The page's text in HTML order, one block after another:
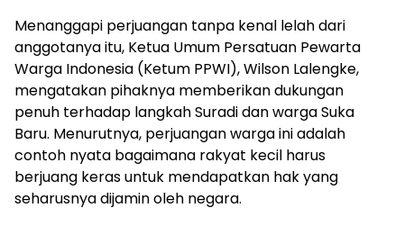
Menanggapi perjuangan tanpa kenal lelah dari
anggotanya itu, Ketua Umum Persatuan Pewarta
Warga Indonesia (Ketum PPWI), Wilson Lalengke,
mengatakan pihaknya memberikan dukungan
penuh terhadap langkah Suradi dan warga Suka
Baru. Menurutnya, perjuangan warga ini adalah
contoh nyata bagaimana rakyat kecil harus
berjuang keras untuk mendapatkan hak yang
seharusnya dijamin oleh negara.